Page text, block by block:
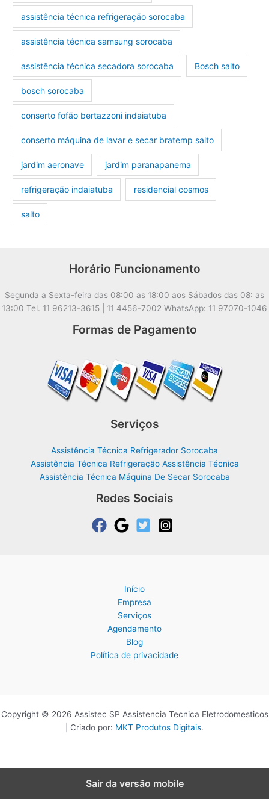
assistência técnica refrigeração sorocaba
assistência técnica samsung sorocaba
assistência técnica secadora sorocaba Bosch salto
bosch sorocaba
conserto fofão bertazzoni indaiatuba
conserto máquina de lavar e secar bratemp salto
jardim aeronave jardim paranapanema
refrigeração indaiatuba residencial cosmos
salto
Horário Funcionamento
Segunda a Sexta-feira das 08:00 as 18:00 aos Sábados das 08: as
13:00 Tel. 11 96213-3615 | 11 4456-7002 WhatsApp: 11 97070-1046
Formas de Pagamento
Serviços
Assistência Técnica Refrigerador Sorocaba
Assistência Técnica Refrigeração Assistência Técnica
Assistência Técnica Máquina De Secar Sorocaba
Redes Sociais
Início
Empresa
Serviços
Agendamento
Blog
Política de privacidade
Copyright © 2026 Assistec SP Assistencia Tecnica Eletrodomesticos
| Criado por: MKT Produtos Digitais.
Sair da versão mobile